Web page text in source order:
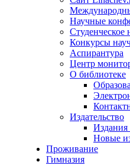
Научные
Студенческое
Конкурсы
Аспирантура
Центр
О библиотеке
Издательство
Новые
Проживание
Гимназия